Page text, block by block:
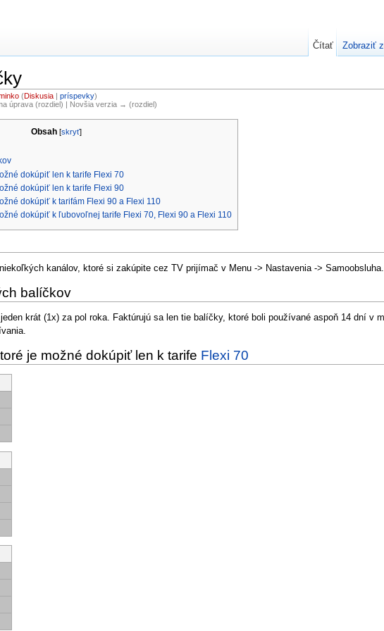
(Diskusia| príspevky)
úprava (rozdiel) | Novšia verzia → (rozdiel)
Obsah [skryť]
dokúpiť len k tarife Flexi 70
dokúpiť len k tarife Flexi 90
dokúpiť k tarifám Flexi 90 a Flexi 110
dokúpiť k ľubovoľnej tarife Flexi 70, Flexi 90 a Flexi 110
kanálov, ktoré si zakúpite cez TV prijímač v Menu -> Nastavenia -> Samoobsluha.
balíčkov
krát (1x) za pol roka. Faktúrujú sa len tie balíčky, ktoré boli používané aspoň 14 dní v
je možné dokúpiť len k tarife Flexi 70
Čítať Zobraziť